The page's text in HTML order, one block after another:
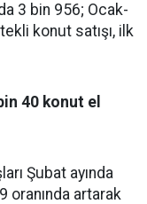
3 bin 956; Ocak-
konut satışı, ilk
40 konut el
Şubat ayında
oranında artarak